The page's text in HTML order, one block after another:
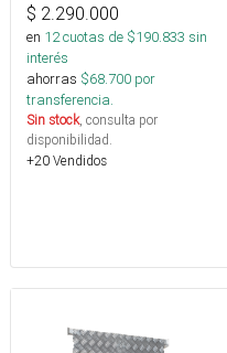
$ 2.290.000
en 12cuotas de $190.833 sin
interés
ahorras $68.700 por
transferencia.
Sin stock, consulta por
disponibilidad.
+20 Vendidos